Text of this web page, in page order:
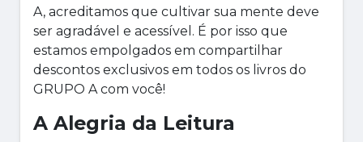
A, acreditamos que cultivar sua mente deve
ser agradável e acessível. É por isso que
estamos empolgados em compartilhar
descontos exclusivos em todos os livros do
GRUPO A com você!
A Alegria da Leitura